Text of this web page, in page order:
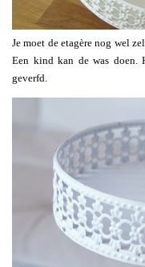
Je moet de etagère nog wel
Een kind kan de was
geverfd.